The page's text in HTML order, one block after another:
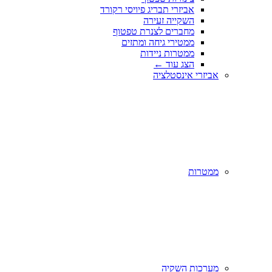
אביזרי תבריג פיויסי רקורד
השקייה זעירה
מחברים לצנרת טפטוף
ממטירי גיחה ומתזים
ממטרות ניידות
הצג עוד ←
אביזרי אינסטלציה
ממטרות
מערכות השקיה